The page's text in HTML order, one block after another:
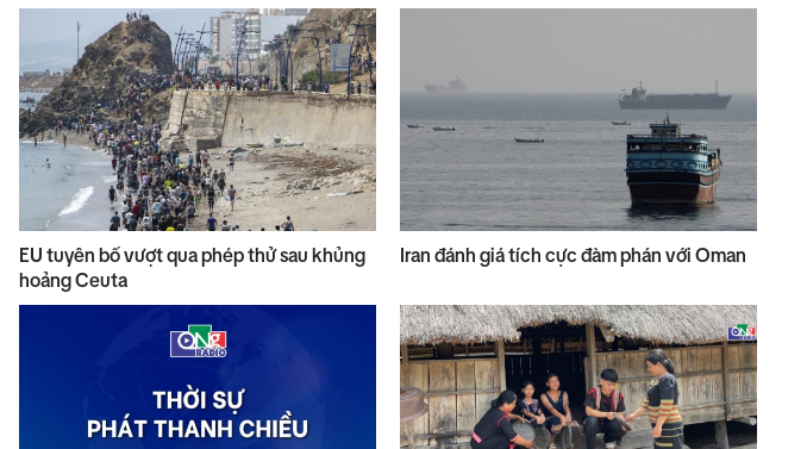
EU tuyên bố vượt qua phép thử sau khủng
hoảng Ceuta
Iran đánh giá tích cực đàm phán với Oman